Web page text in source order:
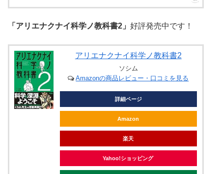
「アリエナクナイ科学ノ教科書2」 好評発売中です！
アリエナクナイ科学ノ教科書2
ソシム
Amazonの商品レビュー・口コミを見る
詳細ページ
Amazon
楽天
Yahoo!ショッピング